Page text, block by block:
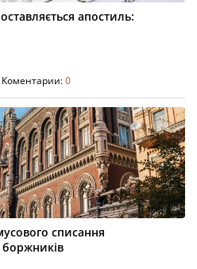
апостиль:
Коментарии:0
списання